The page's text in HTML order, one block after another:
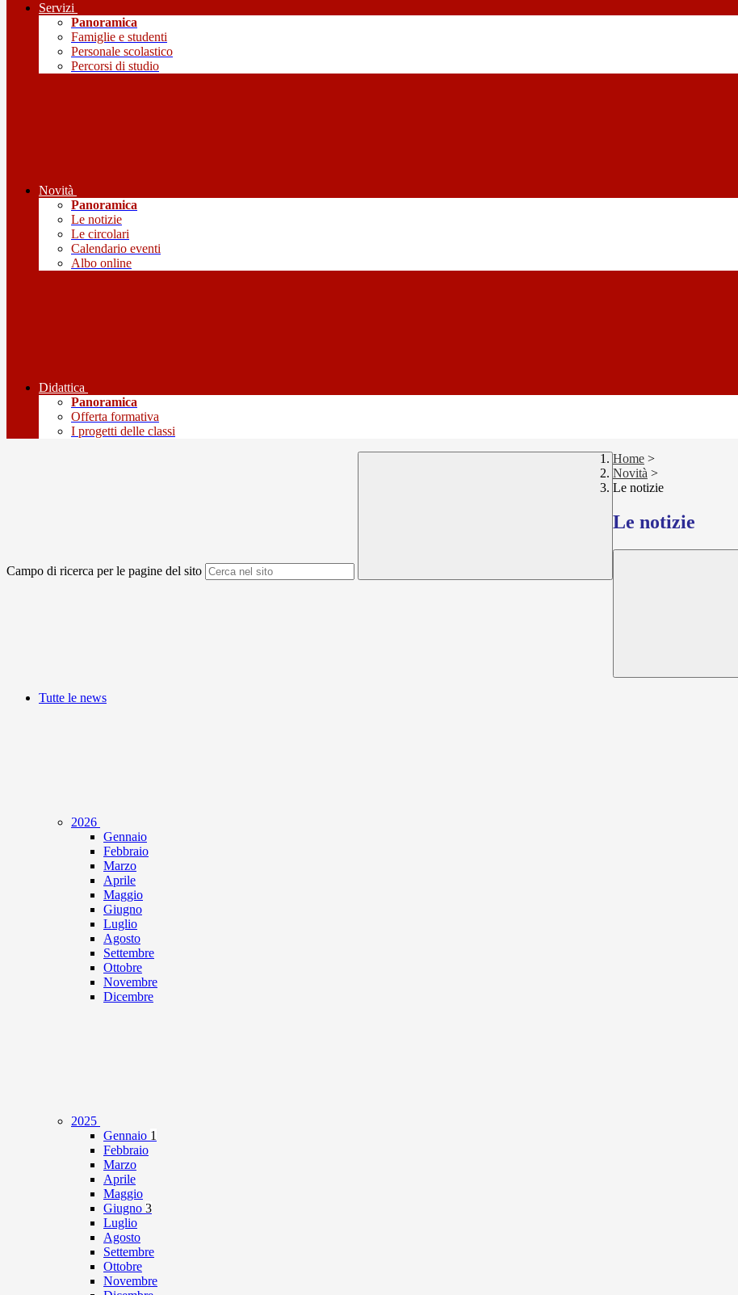
Servizi
Panoramica
Famiglie e studenti
Personale scolastico
Percorsi di studio
Novità
Panoramica
Le notizie
Le circolari
Calendario eventi
Albo online
Didattica
Panoramica
Offerta formativa
I progetti delle classi
Campo di ricerca per le pagine del sito
Home >
Novità >
Le notizie
Le notizie
Tutte le news
2026
Gennaio
Febbraio
Marzo
Aprile
Maggio
Giugno
Luglio
Agosto
Settembre
Ottobre
Novembre
Dicembre
2025
Gennaio 1
Febbraio
Marzo
Aprile
Maggio
Giugno 3
Luglio
Agosto
Settembre
Ottobre
Novembre